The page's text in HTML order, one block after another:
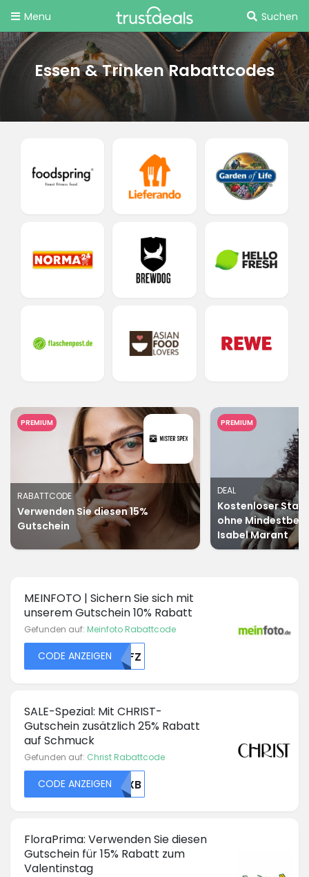
Menu Suchen
Essen & Trinken Rabattcodes
PREMIUM
RABATTCODE
Verwenden Sie diesen 15%
Gutschein
PREMIUM
DEAL
Kostenloser
ohne
Isabel Marant
MEINFOTO | Sichern Sie sich mit
unserem Gutschein 10% Rabatt
Gefunden auf: Meinfoto Rabattcode
CODE ANZEIGENMDFZ
SALE-Spezial: Mit CHRIST-
Gutschein zusätzlich 25% Rabatt
auf Schmuck
Gefunden auf: Christ Rabattcode
CODE ANZEIGEN RUXB
FloraPrima: Verwenden Sie diesen
Gutschein für 15% Rabatt zum
Valentinstag